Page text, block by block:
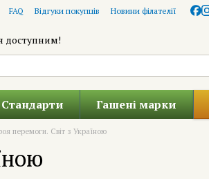
FAQ Відгуки покупців Новини філателії
доступним!
Стандарти Гашені марки
перемоги. Світ з Україною